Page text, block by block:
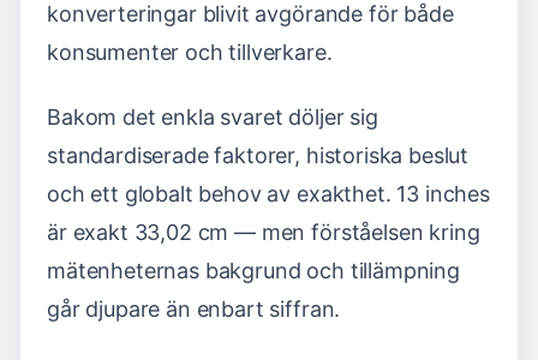
konverteringar blivit avgörande för både
konsumenter och tillverkare.
Bakom det enkla svaret döljer sig
standardiserade faktorer, historiska beslut
och ett globalt behov av exakthet. 13 inches
är exakt 33,02 cm — men förståelsen kring
mätenheternas bakgrund och tillämpning
går djupare än enbart siffran.